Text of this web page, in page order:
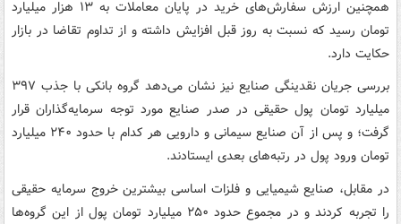
همچنین ارزش سفارش‌های خرید در پایان معاملات به ۱۳ هزار میلیارد
تومان رسید که نسبت به روز قبل افزایش داشته و از تداوم تقاضا در بازار
حکایت دارد.
بررسی جریان نقدینگی صنایع نیز نشان می‌دهد گروه بانکی با جذب ۳۹۷
میلیارد تومان پول حقیقی در صدر صنایع مورد توجه سرمایه‌گذاران قرار
گرفت؛ و پس از آن صنایع سیمانی و دارویی هر کدام با حدود ۲۴۰ میلیارد
تومان ورود پول در رتبه‌های بعدی ایستادند.
در مقابل، صنایع شیمیایی و فلزات اساسی بیشترین خروج سرمایه حقیقی
را تجربه کردند و در مجموع حدود ۲۵۰ میلیارد تومان پول از این گروه‌ها